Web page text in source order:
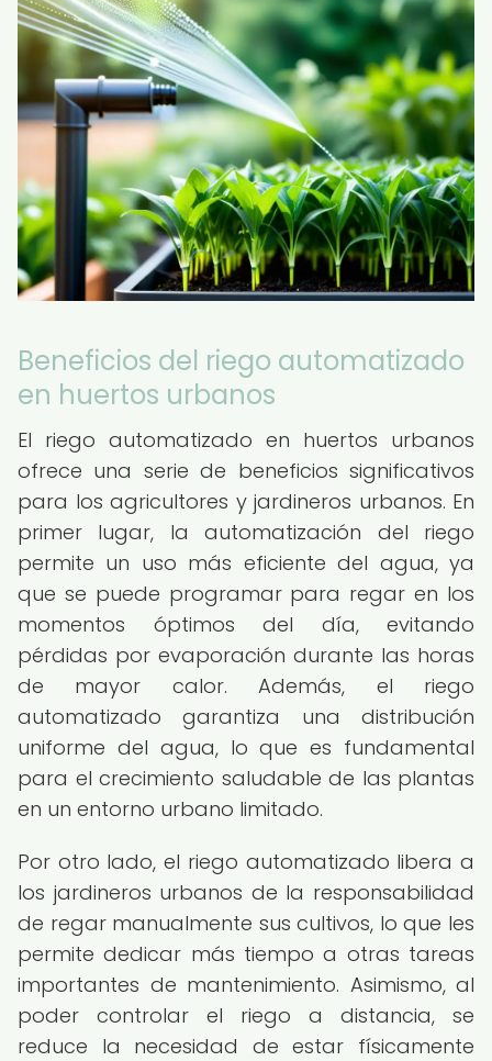
Beneficios del riego automatizado
en huertos urbanos
El riego automatizado en huertos urbanos
ofrece una serie de beneficios significativos
para los agricultores y jardineros urbanos. En
primer lugar, la automatización del riego
permite un uso más eficiente del agua, ya
que se puede programar para regar en los
momentos óptimos del día, evitando
pérdidas por evaporación durante las horas
de mayor calor. Además, el riego
automatizado garantiza una distribución
uniforme del agua, lo que es fundamental
para el crecimiento saludable de las plantas
en un entorno urbano limitado.
Por otro lado, el riego automatizado libera a
los jardineros urbanos de la responsabilidad
de regar manualmente sus cultivos, lo que les
permite dedicar más tiempo a otras tareas
importantes de mantenimiento. Asimismo, al
poder controlar el riego a distancia, se
reduce la necesidad de estar físicamente